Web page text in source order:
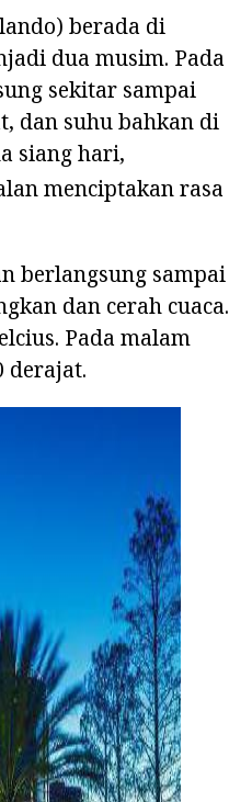
berada di
dua musim. Pada
sekitar sampai
dan suhu bahkan di
siang hari,
menciptakan rasa
berlangsung sampai
dan cerah cuaca.
Pada malam
derajat.